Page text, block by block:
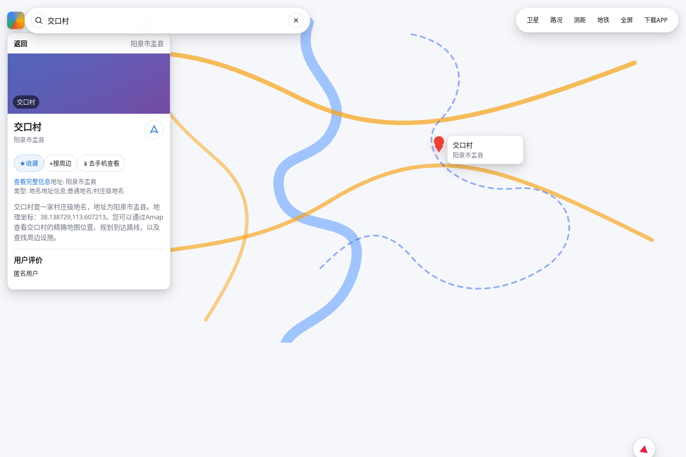
返回 阳泉市盂县
交口村
交口村
阳泉市盂县
★收藏 ⌖搜周边 📱 去手机查看
查看完整信息地址: 阳泉市盂县
类型: 地名地址信息;普通地名;村庄级地名
交口村是一家村庄级地名，地址为阳泉市盂县。地
理坐标：38.138729,113.607213。您可以通过Amap
查看交口村的精确地图位置、规划到达路线，以及
查找周边设施。
用户评价
匿名用户
交口村
阳泉市盂县
卫星 路况 测距 地铁 全屏 下载APP